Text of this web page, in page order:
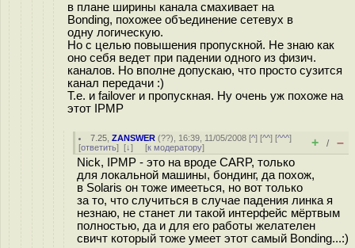
в плане ширины канала смахивает на
Bonding, похожее объединение сетевух в
одну логическую.
Но с целью повышения пропускной. Не знаю как
оно себя ведет при падении одного из физич.
каналов. Но вполне допускаю, что просто сузится
канал передачи :)
Т.е. и failover и пропускная. Ну очень уж похоже на
этот IPMP
7.25 ,ZANSWER (??), 16:39, 11/05/2008 [^] [^^] [^^^]
[ответить] [↓] [к модератору] + / –
Nick, IPMP - это на вроде CARP, только
для локальной машины, бондинг, да похож,
в Solaris он тоже имееться, но вот только
за то, что случиться в случае падения линка я
незнаю, не станет ли такой интерфейс мёртвым
полностью, да и для его работы желателен
свичт который тоже умеет этот самый Bonding...:)